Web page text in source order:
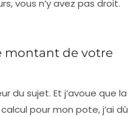
vous n’y avez pas droit.
montant de votre
du sujet. Et j’avoue que la
pour mon pote, j’ai dû